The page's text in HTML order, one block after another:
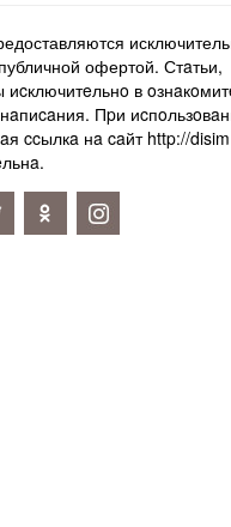
офертой. Стaтьи,
в
Пpи
ccылкa нa caйт http://